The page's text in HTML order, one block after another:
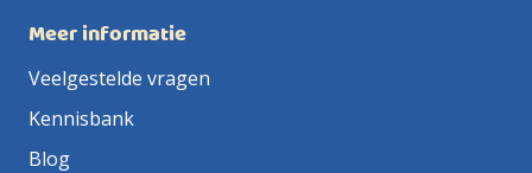
Meer informatie
Veelgestelde vragen
Kennisbank
Blog